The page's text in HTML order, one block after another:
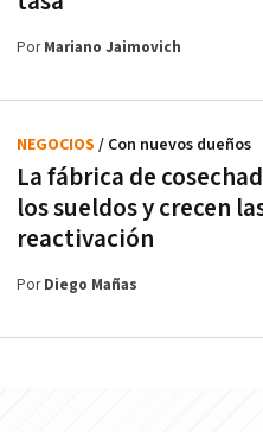
PorMariano Jaimovich
La fábrica de
los sueldos y crecen
reactivación
NEGOCIOS / Con nuevos dueños
PorDiego Mañas